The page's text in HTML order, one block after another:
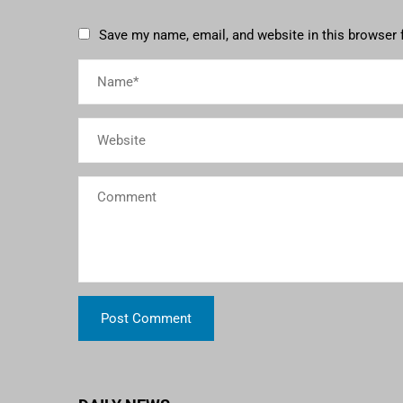
Save my name, email, and website in this